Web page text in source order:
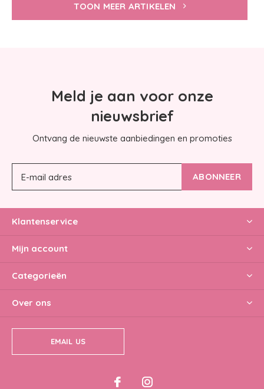
TOON MEER ARTIKELEN
Meld je aan voor onze
nieuwsbrief
Ontvang de nieuwste aanbiedingen en promoties
ABONNEER
Klantenservice
Mijn account
Categorieën
Over ons
EMAIL US